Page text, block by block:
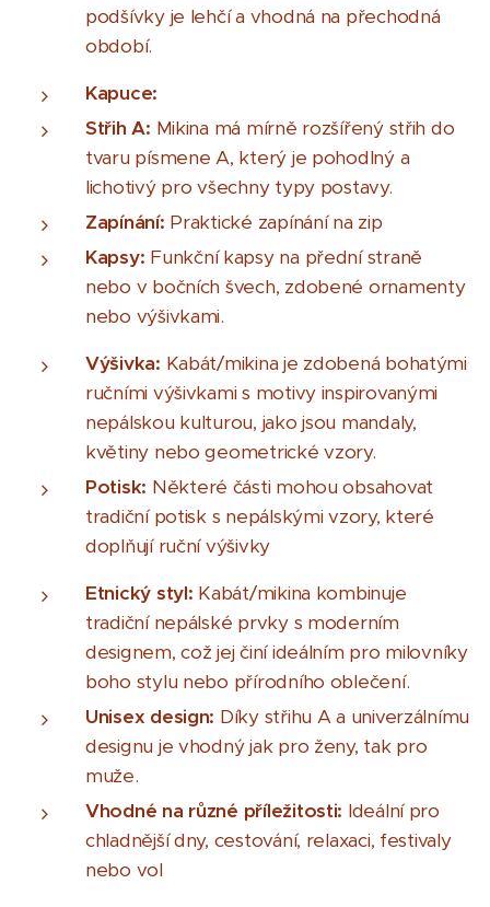
podšívky je lehčí a vhodná na přechodná
období.
Kapuce:
Střih A: Mikina má mírně rozšířený střih do
tvaru písmene A, který je pohodlný a
lichotivý pro všechny typy postavy.
Zapínání: Praktické zapínání na zip
Kapsy: Funkční kapsy na přední straně
nebo v bočních švech, zdobené ornamenty
nebo výšivkami.
Výšivka: Kabát/mikina je zdobená bohatými
ručními výšivkami s motivy inspirovanými
nepálskou kulturou, jako jsou mandaly,
květiny nebo geometrické vzory.
Potisk: Některé části mohou obsahovat
tradiční potisk s nepálskými vzory, které
doplňují ruční výšivky
Etnický styl: Kabát/mikina kombinuje
tradiční nepálské prvky s moderním
designem, což jej činí ideálním pro milovníky
boho stylu nebo přírodního oblečení.
Unisex design: Díky střihu A a univerzálnímu
designu je vhodný jak pro ženy, tak pro
muže.
Vhodné na různé příležitosti: Ideální pro
chladnější dny, cestování, relaxaci, festivaly
nebo vol